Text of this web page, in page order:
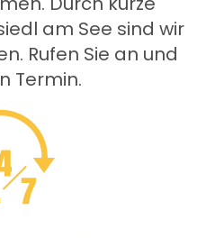
am See sind wir
Rufen Sie an und
Termin.